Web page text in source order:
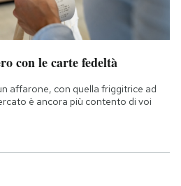
con le carte fedeltà
affarone, con quella friggitrice ad
è ancora più contento di voi